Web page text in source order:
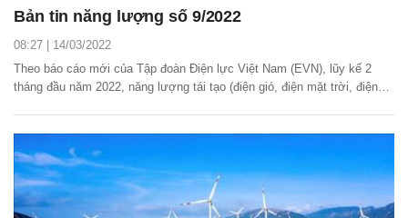
Bản tin năng lượng số 9/2022
08:27 | 14/03/2022
Theo báo cáo mới của Tập đoàn Điện lực Việt Nam (EVN), lũy kế 2
tháng đầu năm 2022, năng lượng tái tạo (điện gió, điện mặt trời, điện